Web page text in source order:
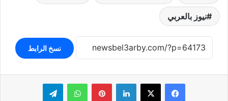
نيوز بالعربي
نسخ الرابط
لينكدإن بينتيريستواتساب تيلقرام